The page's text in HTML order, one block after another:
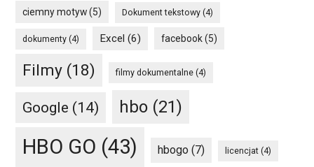
ciemny motyw(5) Dokument tekstowy (4)
dokumenty (4) Excel (6) facebook(5)
Filmy (18) filmy dokumentalne (4)
Google (14) hbo (21)
HBO GO (43) hbogo (7) licencjat (4)